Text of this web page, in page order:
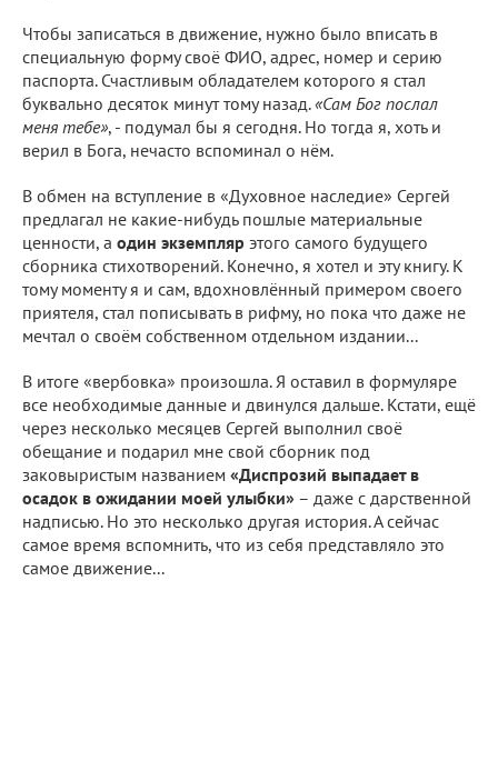
Чтобы записаться в движение, нужно было вписать в
специальную форму своё ФИО, адрес, номер и серию
паспорта. Счастливым обладателем которого я стал
буквально десяток минут тому назад.«Сам Бог послал
меня тебе», - подумал бы я сегодня. Но тогда я, хоть и
верил в Бога, нечасто вспоминал о нём.
В обмен на вступление в «Духовное наследие» Сергей
предлагал не какие-нибудь пошлые материальные
ценности, а один экземпляр этого самого будущего
сборника стихотворений. Конечно, я хотел и эту книгу. К
тому моменту я и сам, вдохновлённый примером своего
приятеля, стал пописывать в рифму, но пока что даже не
мечтал о своём собственном отдельном издании...
В итоге «вербовка» произошла. Я оставил в формуляре
все необходимые данные и двинулся дальше. Кстати, ещё
через несколько месяцев Сергей выполнил своё
обещание и подарил мне свой сборник под
заковыристым названием «Диспрозий выпадает в
осадок в ожидании моей улыбки» – даже с дарственной
надписью. Но это несколько другая история. А сейчас
самое время вспомнить, что из себя представляло это
самое движение...